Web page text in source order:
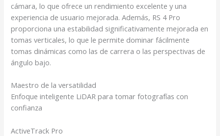
cámara, lo que ofrece un rendimiento excelente y una
experiencia de usuario mejorada. Además, RS 4 Pro
proporciona una estabilidad significativamente mejorada en
tomas verticales, lo que le permite dominar fácilmente
tomas dinámicas como las de carrera o las perspectivas de
ángulo bajo.
Maestro de la versatilidad
Enfoque inteligente LiDAR para tomar fotografías con
confianza
ActiveTrack Pro